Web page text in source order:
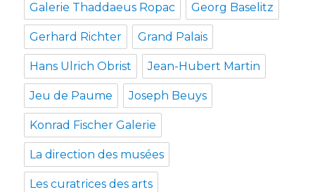
Galerie Thaddaeus Ropac Georg Baselitz
Gerhard Richter Grand Palais
Hans Ulrich Obrist Jean-Hubert Martin
Jeu de Paume Joseph Beuys
Konrad Fischer Galerie
La direction des musées
Les curatrices des arts